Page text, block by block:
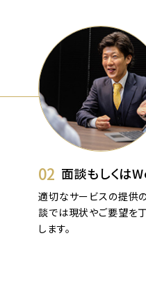
02 面談もしくは
適切なサービスの提供
談では現状やご要望を
します。